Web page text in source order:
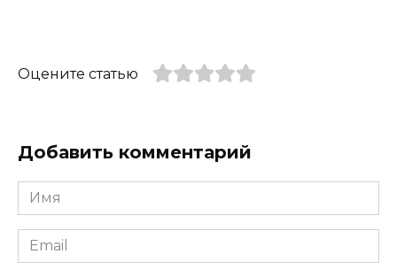
Оцените статью
Добавить комментарий
Имя
*
Email
*